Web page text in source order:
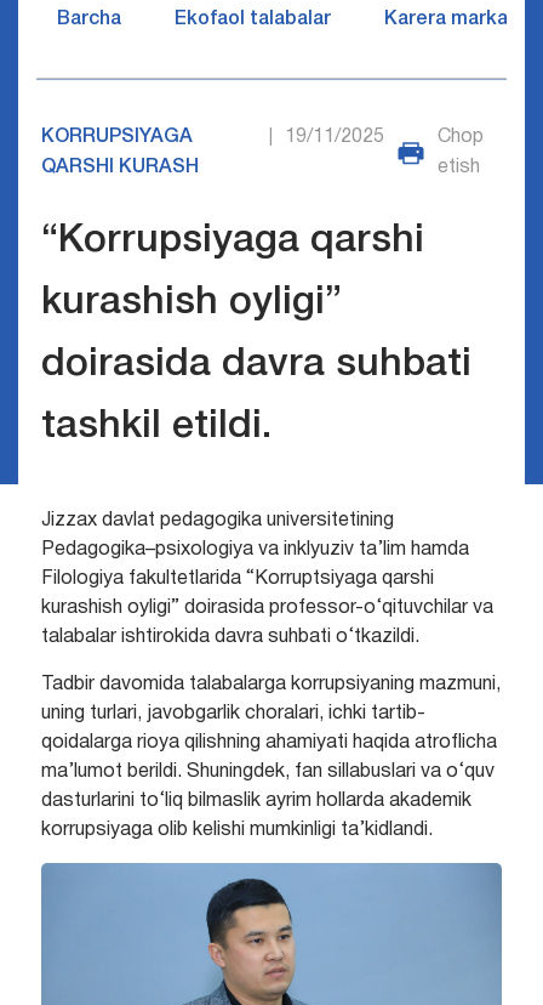
Barcha Ekofaol talabalar Karera markazi
KORRUPSIYAGA
QARSHI KURASH
19/11/2025
Chop
etish
“Korrupsiyaga qarshi
kurashish oyligi”
doirasida davra suhbati
tashkil etildi.
Jizzax davlat pedagogika universitetining
Pedagogika–psixologiya va inklyuziv ta’lim hamda
Filologiya fakultetlarida “Korruptsiyaga qarshi
kurashish oyligi” doirasida professor-o‘qituvchilar va
talabalar ishtirokida davra suhbati o‘tkazildi.
Tadbir davomida talabalarga korrupsiyaning mazmuni,
uning turlari, javobgarlik choralari, ichki tartib-
qoidalarga rioya qilishning ahamiyati haqida atroflicha
ma’lumot berildi. Shuningdek, fan sillabuslari va o‘quv
dasturlarini to‘liq bilmaslik ayrim hollarda akademik
korrupsiyaga olib kelishi mumkinligi ta’kidlandi.